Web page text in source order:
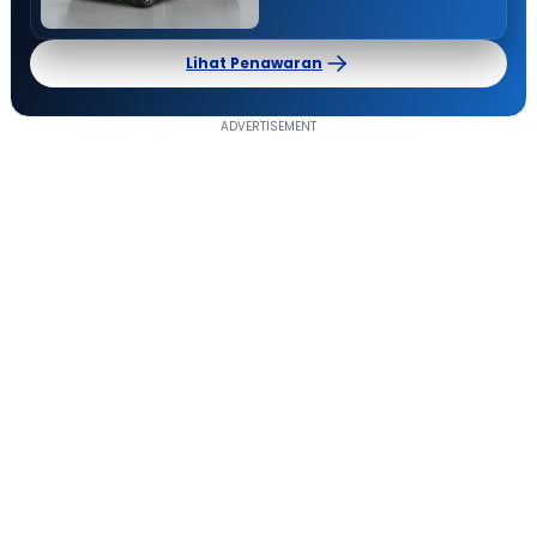
Lihat Penawaran